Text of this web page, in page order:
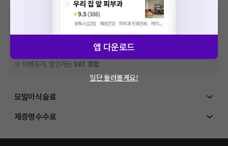
비급여 항목의 경우,추가비용 등으로 실제 가격과 상이할 수 있으니, 정확
한 가격은 해당 의료기관에 직접 문의해주세요.
※급여 항목의 경우,건강보험심사평가원에 고지되어 있는 급여 진료 기준 가
격입니다. (진료와 연관된 복합적인 비용이 추가되어, 병원마다 금액이 다르게
산정될 수 있는 점 참고 바랍니다.)
※ 이벤트가, 할인가는VAT 포함
모발이식술료
제증명수수료
앱 다운로드
일단 둘러볼게요!